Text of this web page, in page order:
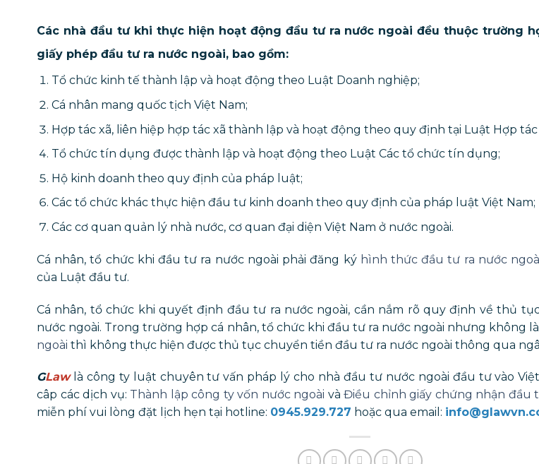
Các nhà đầu tư khi thực hiện hoạt động đầu tư ra nước ngoài đều thuộc trường
giấy phép đầu tư ra nước ngoài, bao gồm:
Tổ chức kinh tế thành lập và hoạt động theo Luật Doanh nghiệp;
Cá nhân mang quốc tịch Việt Nam;
Hợp tác xã, liên hiệp hợp tác xã thành lập và hoạt động theo quy định tại Luật Hợp tác
Tổ chức tín dụng được thành lập và hoạt động theo Luật Các tổ chức tín dụng;
Hộ kinh doanh theo quy định của pháp luật;
Các tổ chức khác thực hiện đầu tư kinh doanh theo quy định của pháp luật Việt Nam;
Các cơ quan quản lý nhà nước, cơ quan đại diện Việt Nam ở nước ngoài.
Cá nhân, tổ chức khi đầu tư ra nước ngoài phải đăng ký hình thức đầu tư ra nước
của Luật đầu tư.
Cá nhân, tổ chức khi quyết định đầu tư ra nước ngoài, cần nắm rõ quy định về thủ
nước ngoài. Trong trường hợp cá nhân, tổ chức khi đầu tư ra nước ngoài nhưng không
ngoài thì không thực hiện được thủ tục chuyển tiền đầu tư ra nước ngoài thông qua
GLawlà công ty luật chuyên tư vấn pháp lý cho nhà đầu tư nước ngoài đầu tư vào
câp các dịch vụ: Thành lập công ty vốn nước ngoài và Điều chỉnh giấy chứng nhận đầu
miễn phí vui lòng đặt lịch hẹn tại hotline: 0945.929.727 hoặc qua email: